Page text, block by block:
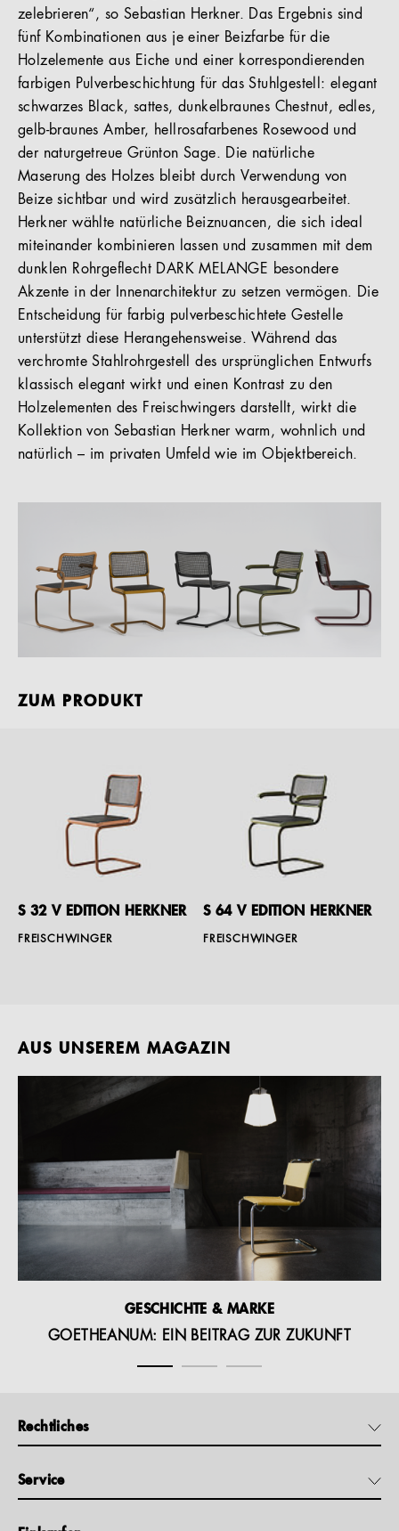
zelebrieren“, so Sebastian Herkner. Das Ergebnis sind
fünf Kombinationen aus je einer Beizfarbe für die
Holzelemente aus Eiche und einer korrespondierenden
farbigen Pulverbeschichtung für das Stuhlgestell: elegant
schwarzes Black, sattes, dunkelbraunes Chestnut, edles,
gelb-braunes Amber, hellrosafarbenes Rosewood und
der naturgetreue Grünton Sage. Die natürliche
Maserung des Holzes bleibt durch Verwendung von
Beize sichtbar und wird zusätzlich herausgearbeitet.
Herkner wählte natürliche Beiznuancen, die sich ideal
miteinander kombinieren lassen und zusammen mit dem
dunklen Rohrgeflecht DARK MELANGE besondere
Akzente in der Innenarchitektur zu setzen vermögen. Die
Entscheidung für farbig pulverbeschichtete Gestelle
unterstützt diese Herangehensweise. Während das
verchromte Stahlrohrgestell des ursprünglichen Entwurfs
klassisch elegant wirkt und einen Kontrast zu den
Holzelementen des Freischwingers darstellt, wirkt die
Kollektion von Sebastian Herkner warm, wohnlich und
natürlich – im privaten Umfeld wie im Objektbereich.
ZUM PRODUKT
S 32 V EDITION HERKNER
FREISCHWINGER
S 64 V EDITION HERKNER
FREISCHWINGER
AUS UNSEREM MAGAZIN
GESCHICHTE & MARKE
GOETHEANUM: EIN BEITRAG ZUR ZUKUNFT
Rechtliches
Service